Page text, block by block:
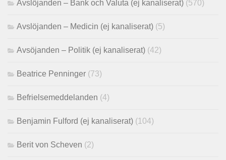
Avslöjanden – Bank och Valuta (ej kanaliserat) (570)
Avslöjanden – Medicin (ej kanaliserat) (5)
Avsöjanden – Politik (ej kanaliserat) (42)
Beatrice Penninger (73)
Befrielsemeddelanden (4)
Benjamin Fulford (ej kanaliserat) (104)
Berit von Scheven (2)